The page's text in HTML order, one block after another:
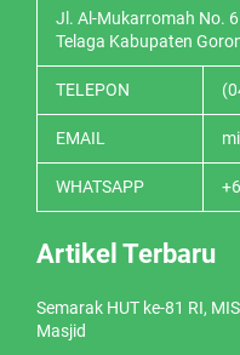
Jl. Al-Mukarromah No.
Telaga Kabupaten
TELEPON
EMAIL
WHATSAPP
Artikel Terbaru
Semarak HUT ke-81 RI,
Masjid